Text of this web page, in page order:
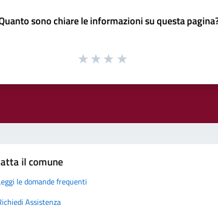
sono chiare le informazioni su questa
il comune
le domande frequenti
Assistenza